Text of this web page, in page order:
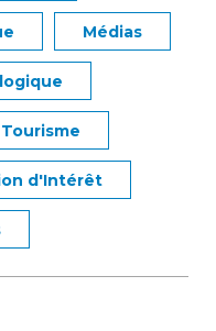
Médias
d'Intérêt